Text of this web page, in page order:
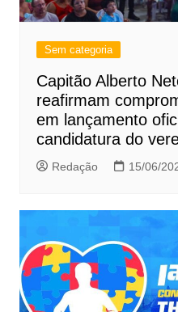
Sem categoria
Capitão Alberto
reafirmam
em lançamento
candidatura do
Redação 15/06/